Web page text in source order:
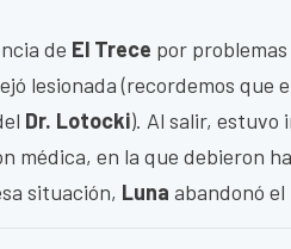
de El Trece por
lesionada (recordemos que
Dr. Lotocki). Al salir,
médica, en la que debieron
situación, Luna abandonó el